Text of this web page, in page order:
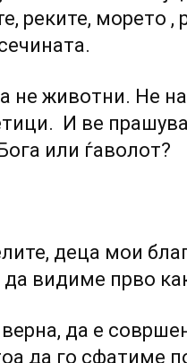
реките, морето ,
не животни. Не
И ве
или ѓаволот?
деца мои
видиме прво
да е
да го сфатиме